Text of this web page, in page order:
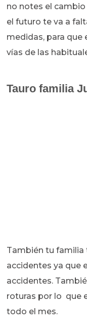
no notes el cambio
el futuro te va a
medidas, para que
vías de las
Tauro familia
También tu familia
accidentes ya que
accidentes.
roturas por lo que
todo el mes.